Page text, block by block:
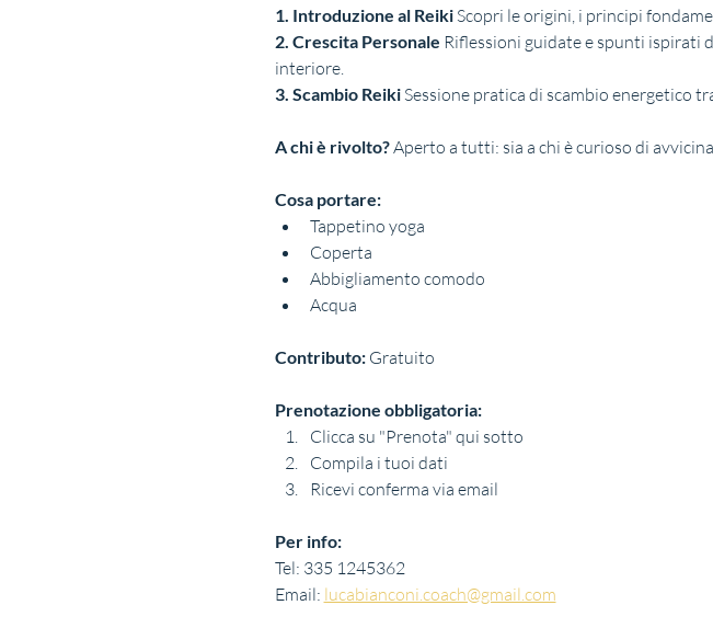
1. Introduzione al Reiki Scopri le origini, i principi
2. Crescita Personale Riflessioni guidate e spunti ispirati
interiore.
3. Scambio Reiki Sessione pratica di scambio energetico
A chi è rivolto? Aperto a tutti: sia a chi è curioso di
Cosa portare:
Tappetino yoga
Coperta
Abbigliamento comodo
Acqua
Contributo: Gratuito
Prenotazione obbligatoria:
Clicca su "Prenota" qui sotto
Compila i tuoi dati
Ricevi conferma via email
Per info:
Tel: 335 1245362
Email: lucabianconi.coach@gmail.com